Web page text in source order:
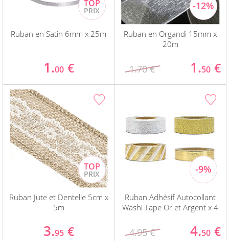
Ruban en Satin 6mm x 25m
1.00 €
Ruban en Organdi 15mm x
20m
1.70 € 1.50 €
Ruban Jute et Dentelle 5cm x
5m
3.95 €
Ruban Adhésif Autocollant
Washi Tape Or et Argent x 4
4.95 € 4.50 €